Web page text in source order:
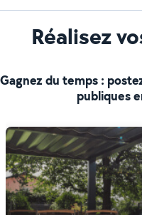
Réalisez
Gagnez du temps :
publiques